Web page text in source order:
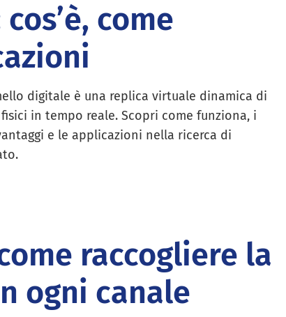
come
digitale è una replica virtuale dinamica di
in tempo reale. Scopri come funziona, i
e le applicazioni nella ricerca di
raccogliere la
ogni canale